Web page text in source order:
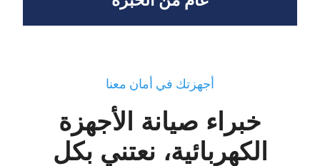
أجهزتك في أمان معنا
خبراء صيانة الأجهزة
الكهربائية، نعتني بكل